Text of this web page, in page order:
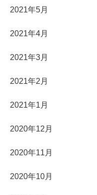
2021年5月
2021年4月
2021年3月
2021年2月
2021年1月
2020年12月
2020年11月
2020年10月